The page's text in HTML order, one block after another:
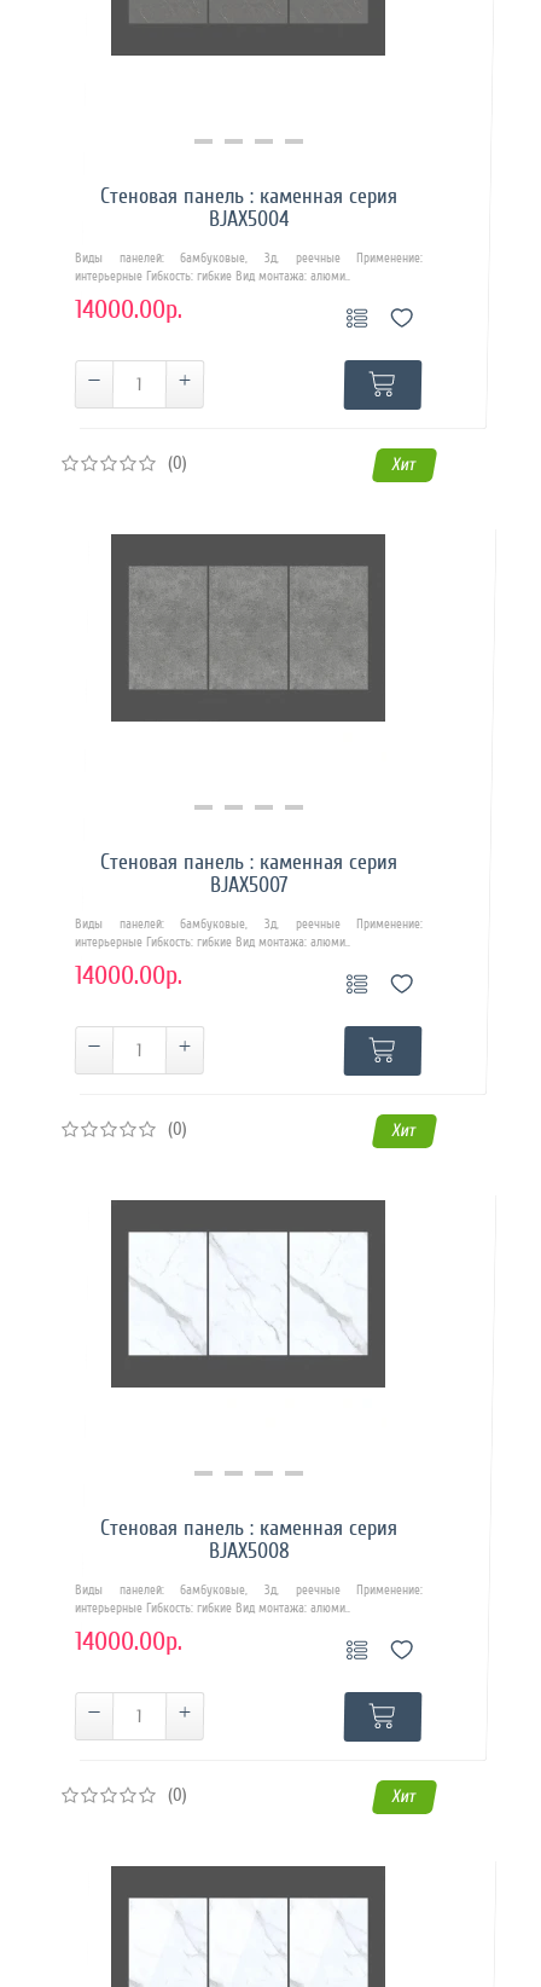
Купить в 1 клик
Стеновая панель : каменная серия
BJAX5004
Виды панелей: бамбуковые, 3д, реечные Применение:
интерьерные Гибкость: гибкие Вид монтажа: алюми..
14000.00р.
(0) Хит
Купить в 1 клик
Стеновая панель : каменная серия
BJAX5007
Виды панелей: бамбуковые, 3д, реечные Применение:
интерьерные Гибкость: гибкие Вид монтажа: алюми..
14000.00р.
(0) Хит
Купить в 1 клик
Стеновая панель : каменная серия
BJAX5008
Виды панелей: бамбуковые, 3д, реечные Применение:
интерьерные Гибкость: гибкие Вид монтажа: алюми..
14000.00р.
(0) Хит